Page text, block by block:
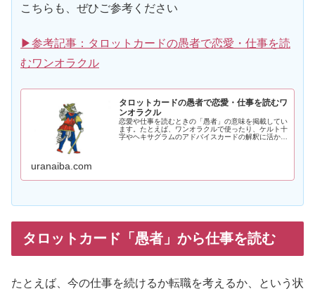
こちらも、ぜひご参考ください
▶参考記事：タロットカードの愚者で恋愛・仕事を読
むワンオラクル
タロットカードの愚者で恋愛・仕事を読むワ
ンオラクル
恋愛や仕事を読むときの「愚者」の意味を掲載してい
ます。たとえば、ワンオラクルで使ったり、ケルト十
字やヘキサグラムのアドバイスカードの解釈に活かし
uranaiba.com
タロットカード「愚者」から仕事を読む
たとえば、今の仕事を続けるか転職を考えるか、という状